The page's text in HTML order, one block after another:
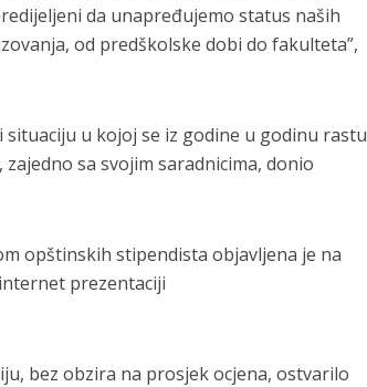
da unapređujemo status naših
od predškolske dobi do fakulteta”,
u kojoj se iz godine u godinu rastu
sa svojim saradnicima, donio
opštinskih stipendista objavljena je na
prezentaciji
bez obzira na prosjek ocjena, ostvarilo